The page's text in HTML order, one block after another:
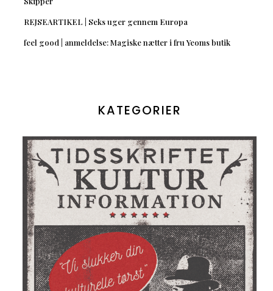
REJSEARTIKEL | Seks uger gennem Europa
feel good | anmeldelse: Magiske nætter i fru Yeoms butik
KATEGORIER